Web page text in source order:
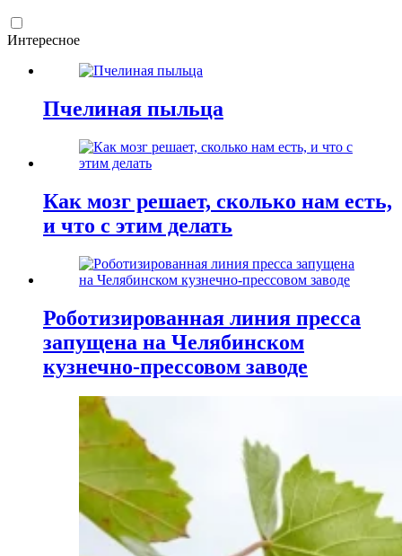
Интересное
Пчелиная пыльца
Как мозг решает, сколько нам есть,
и что с этим делать
Роботизированная линия пресса
запущена на Челябинском
кузнечно-прессовом заводе